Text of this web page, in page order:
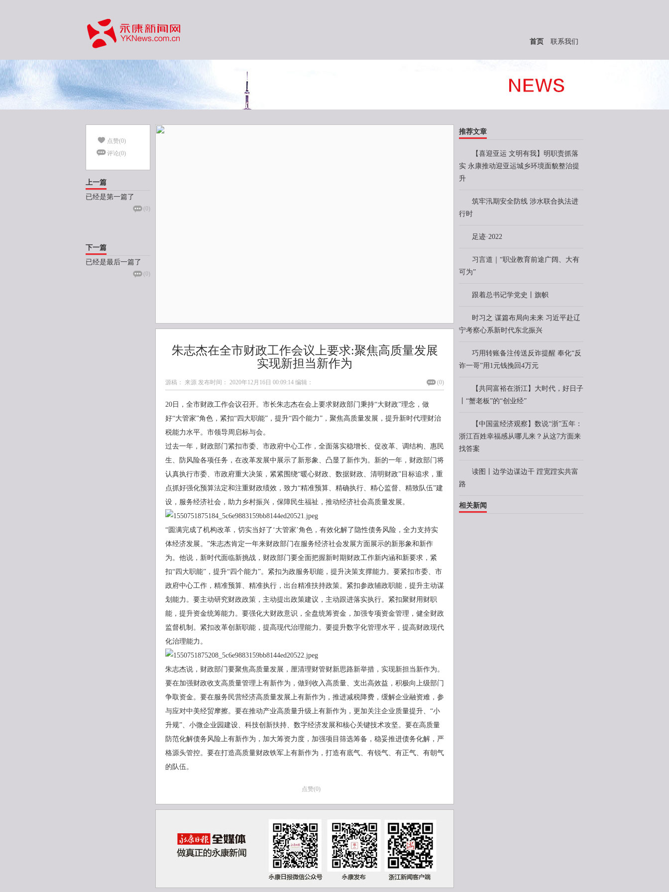
首页 联系我们
点赞(0)
评论(0)
上一篇
已经是第一篇了
(0)
下一篇
已经是最后一篇了
(0)
朱志杰在全市财政工作会议上要求:聚焦高质量发展
实现新担当新作为
源稿： 来源 发布时间： 2020年12月16日 00:09:14 编辑： (0)
20日，全市财政工作会议召开。市长朱志杰在会上要求财政部门秉持“大财政”理念，做
好“大管家”角色，紧扣“四大职能”，提升“四个能力”，聚焦高质量发展，提升新时代理财治
税能力水平。市领导周启标与会。
过去一年，财政部门紧扣市委、市政府中心工作，全面落实稳增长、促改革、调结构、惠民
生、防风险各项任务，在改革发展中展示了新形象、凸显了新作为。新的一年，财政部门将
认真执行市委、市政府重大决策，紧紧围绕“暖心财政、数据财政、清明财政”目标追求，重
点抓好强化预算法定和注重财政绩效，致力“精准预算、精确执行、精心监督、精致队伍”建
设，服务经济社会，助力乡村振兴，保障民生福祉，推动经济社会高质量发展。
“圆满完成了机构改革，切实当好了‘大管家’角色，有效化解了隐性债务风险，全力支持实
体经济发展。”朱志杰肯定一年来财政部门在服务经济社会发展方面展示的新形象和新作
为。他说，新时代面临新挑战，财政部门要全面把握新时期财政工作新内涵和新要求，紧
扣“四大职能”，提升“四个能力”。紧扣为政服务职能，提升决策支撑能力。要紧扣市委、市
政府中心工作，精准预算、精准执行，出台精准扶持政策。紧扣参政辅政职能，提升主动谋
划能力。要主动研究财政政策，主动提出政策建议，主动跟进落实执行。紧扣聚财用财职
能，提升资金统筹能力。要强化大财政意识，全盘统筹资金，加强专项资金管理，健全财政
监督机制。紧扣改革创新职能，提高现代治理能力。要提升数字化管理水平，提高财政现代
化治理能力。
朱志杰说，财政部门要聚焦高质量发展，厘清理财管财新思路新举措，实现新担当新作为。
要在加强财政收支高质量管理上有新作为，做到收入高质量、支出高效益，积极向上级部门
争取资金。要在服务民营经济高质量发展上有新作为，推进减税降费，缓解企业融资难，参
与应对中美经贸摩擦。要在推动产业高质量升级上有新作为，更加关注企业质量提升、“小
升规”、小微企业园建设、科技创新扶持、数字经济发展和核心关键技术攻坚。要在高质量
防范化解债务风险上有新作为，加大筹资力度，加强项目筛选筹备，稳妥推进债务化解，严
格源头管控。要在打造高质量财政铁军上有新作为，打造有底气、有锐气、有正气、有朝气
的队伍。
点赞(0)
推荐文章
【喜迎亚运 文明有我】明职责抓落
实 永康推动迎亚运城乡环境面貌整治提
升
筑牢汛期安全防线 涉水联合执法进
行时
足迹·2022
习言道｜“职业教育前途广阔、大有
可为”
跟着总书记学党史丨旗帜
时习之 谋篇布局向未来 习近平赴辽
宁考察心系新时代东北振兴
巧用转账备注传送反诈提醒 奉化“反
诈一哥”用1元钱挽回4万元
【共同富裕在浙江】大时代，好日子
丨“蟹老板”的“创业经”
【中国蓝经济观察】数说“浙”五年：
浙江百姓幸福感从哪儿来？从这7方面来
找答案
读图丨边学边谋边干 蹚宽蹚实共富
路
相关新闻